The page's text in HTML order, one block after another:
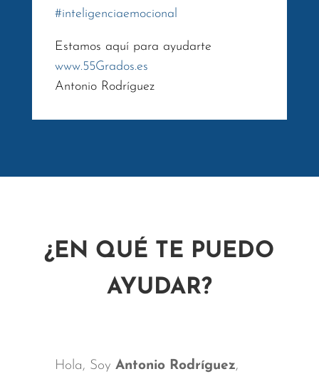
#inteligenciaemocional
Estamos aquí para ayudarte
www.55Grados.es
Antonio Rodríguez
¿EN QUÉ TE PUEDO
AYUDAR?
Hola, Soy Antonio Rodríguez,